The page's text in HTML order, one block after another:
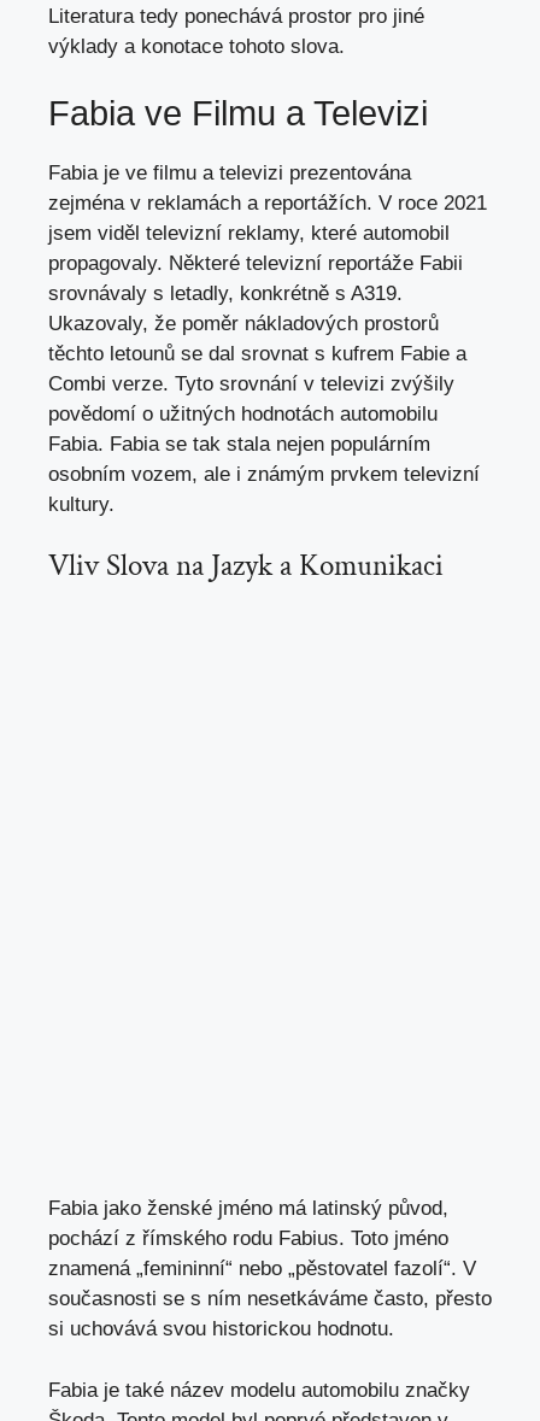
Literatura tedy ponechává prostor pro jiné
výklady a konotace tohoto slova.
Fabia ve Filmu a Televizi
Fabia je ve filmu a televizi prezentována
zejména v reklamách a reportážích. V roce 2021
jsem viděl televizní reklamy, které automobil
propagovaly. Některé televizní reportáže Fabii
srovnávaly s letadly, konkrétně s A319.
Ukazovaly, že poměr nákladových prostorů
těchto letounů se dal srovnat s kufrem Fabie a
Combi verze. Tyto srovnání v televizi zvýšily
povědomí o užitných hodnotách automobilu
Fabia. Fabia se tak stala nejen populárním
osobním vozem, ale i známým prvkem televizní
kultury.
Vliv Slova na Jazyk a Komunikaci
Fabia jako ženské jméno má latinský původ,
pochází z římského rodu Fabius. Toto jméno
znamená „femininní“ nebo „pěstovatel fazolí“. V
současnosti se s ním nesetkáváme často, přesto
si uchovává svou historickou hodnotu.
Fabia je také název modelu automobilu značky